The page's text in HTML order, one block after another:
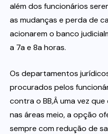
além dos funcionários
as mudanças e perda de
acionarem o banco
a 7a e 8a horas.
Os departamentos
procurados pelos
contra o BB,Â uma vez
nas áreas meio, a opção
sempre com redução de